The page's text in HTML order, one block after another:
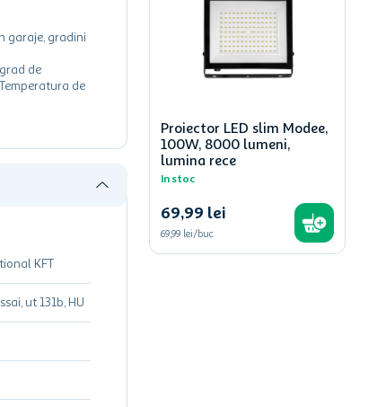
garaje, gradini
de
de
KFT
ut 131b, HU
Proiector LED slim Modee,
100W, 8000 lumeni,
lumina rece
In stoc
69,99 lei
69,99 lei/buc